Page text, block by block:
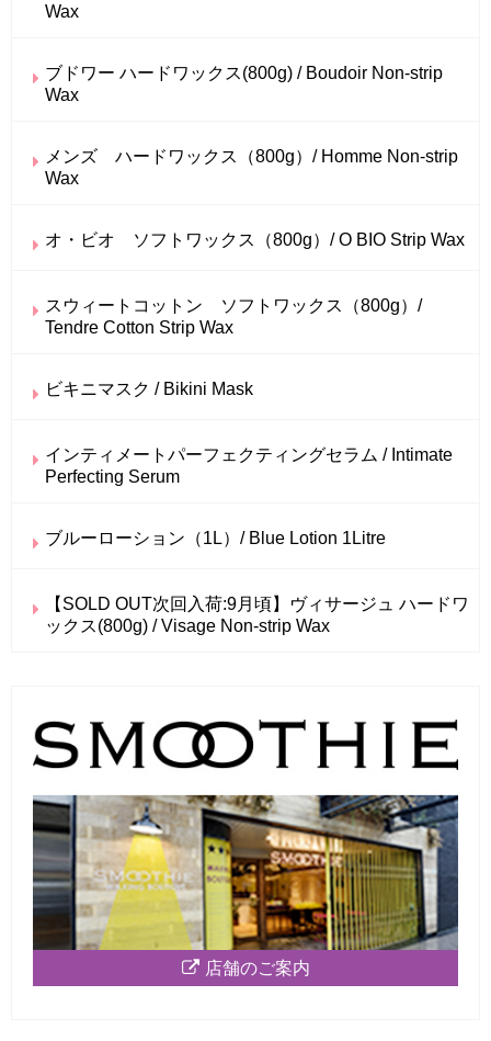
Wax
ブドワー ハードワックス(800g) / Boudoir Non-strip
Wax
メンズ ハードワックス（800g）/ Homme Non-strip
Wax
オ・ビオ ソフトワックス（800g）/ O BIO Strip Wax
スウィートコットン ソフトワックス（800g）/
Tendre Cotton Strip Wax
ビキニマスク / Bikini Mask
インティメートパーフェクティングセラム / Intimate
Perfecting Serum
ブルーローション（1L）/ Blue Lotion 1Litre
【SOLD OUT次回入荷:9月頃】ヴィサージュ ハードワ
ックス(800g) / Visage Non-strip Wax
店舗のご案内